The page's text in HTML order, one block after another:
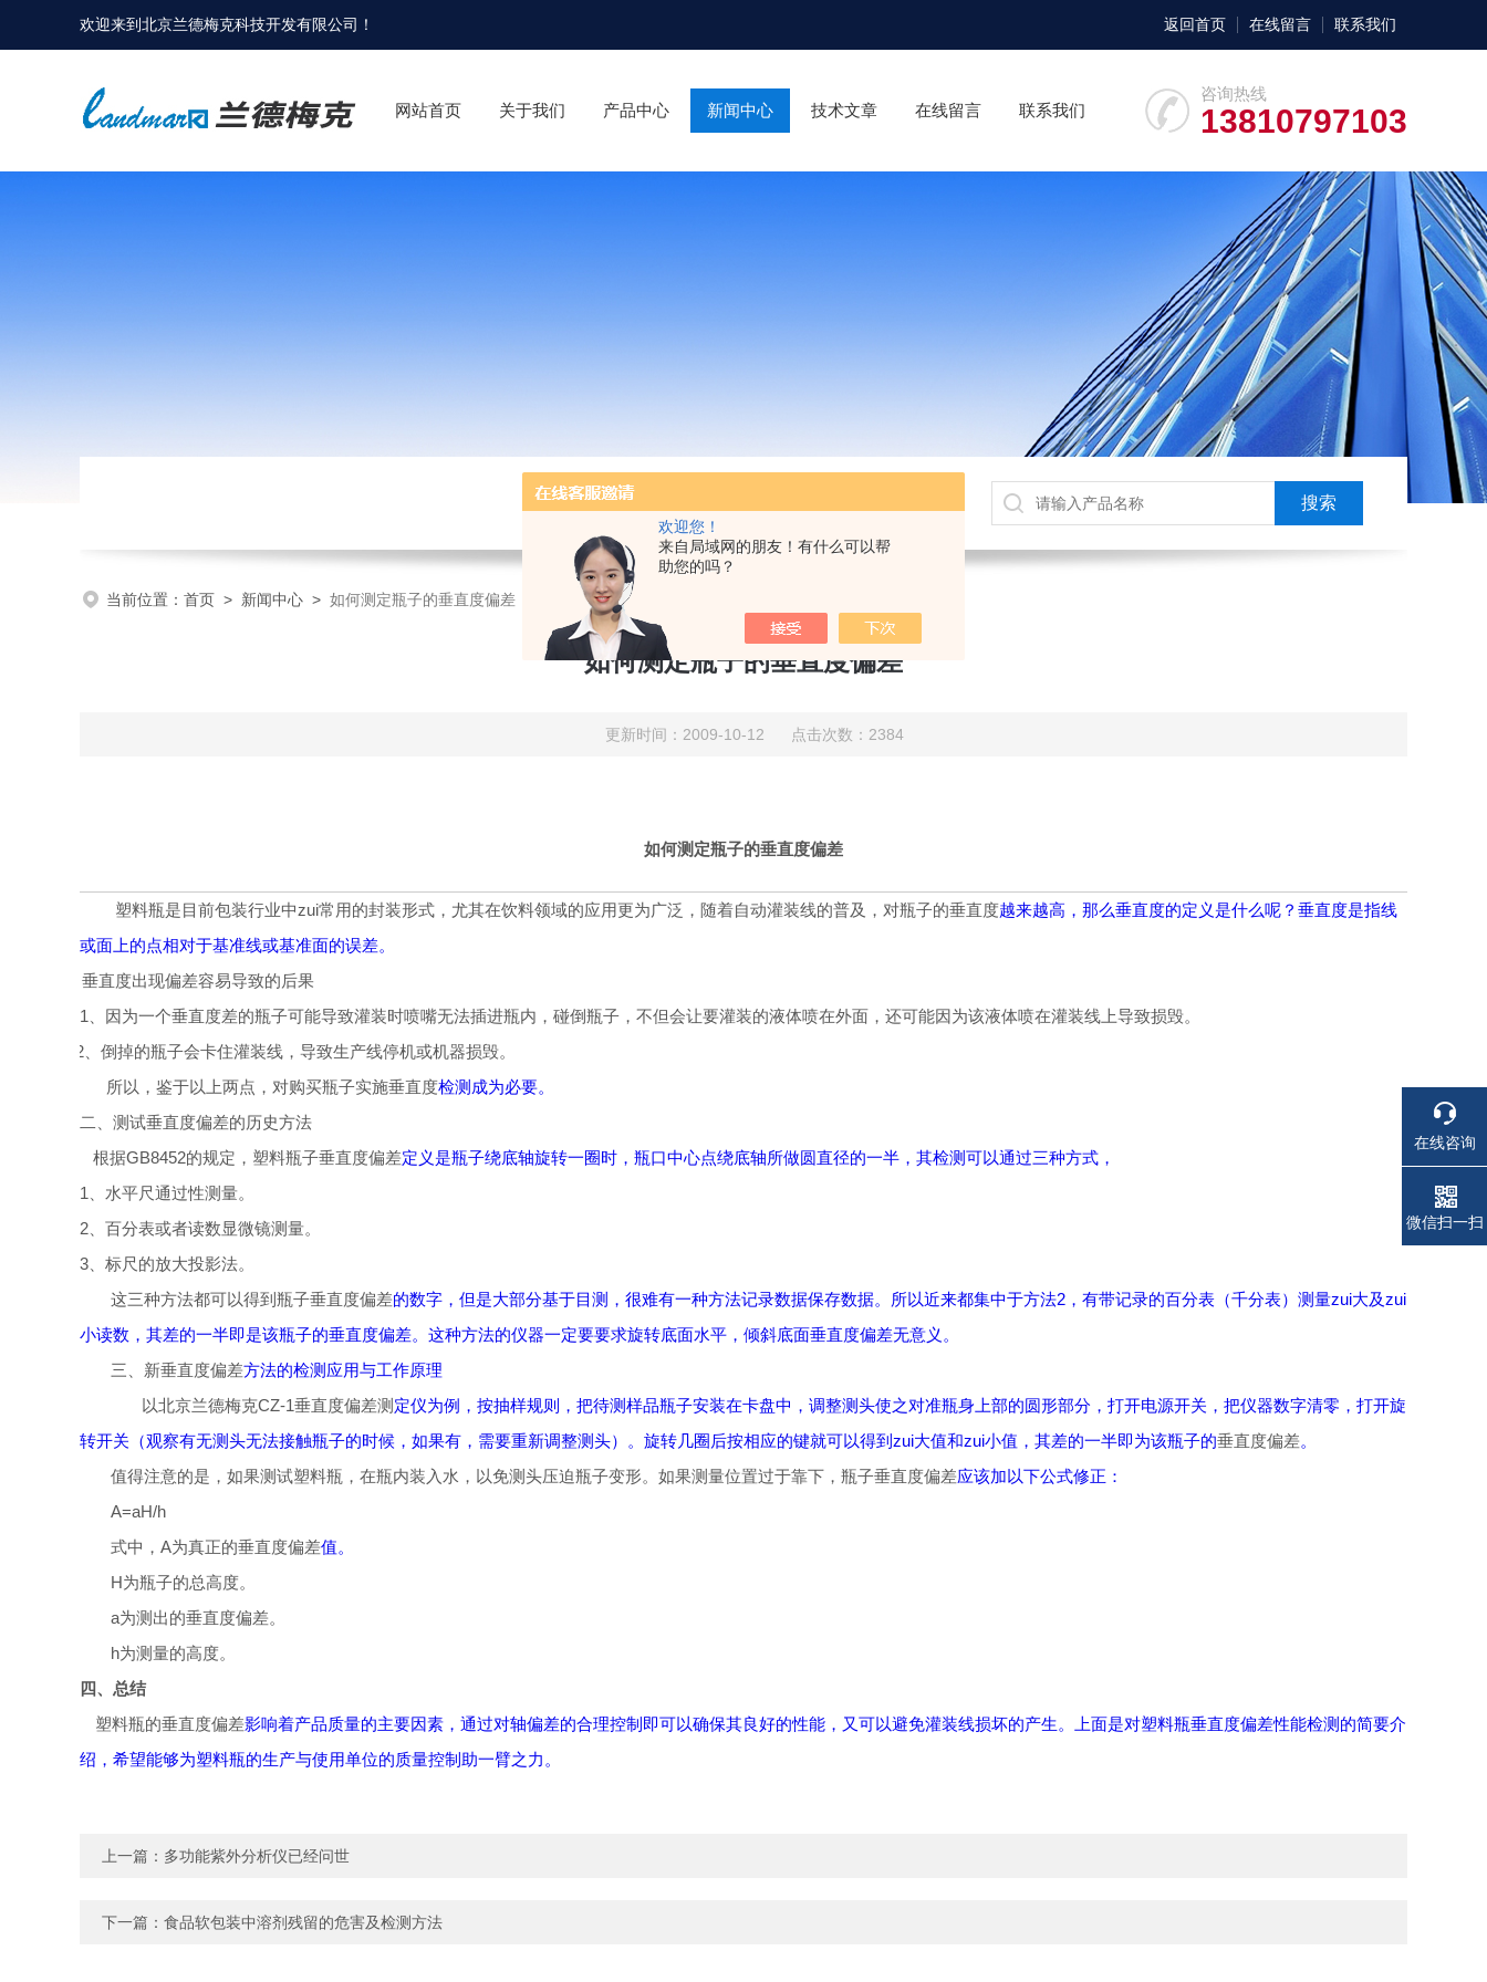
欢迎您！
来自局域网的朋友！有什么可以帮
助您的吗？
欢迎来到北京兰德梅克科技开发有限公司 ！ 返回首页 在线留言 联系我们
咨询热线
13810797103
网站首页 关于我们 产品中心 新闻中心 技术文章 在线留言 联系我们
当前位置： 首页 > 新闻中心 > 如何测定瓶子的垂直度偏差
如何测定瓶子的垂直度偏差
更新时间：2009-10-12 点击次数：2384
如何测定瓶子的垂直度偏差
塑料瓶是目前包装行业中zui常用的封装形式，尤其在饮料领域的应用更为广泛，随着自动灌装线的普及，对瓶子的垂直度越来越高，那么垂直度的定义是什么呢？垂直度是指线
或面上的点相对于基准线或基准面的误差。
一、垂直度出现偏差容易导致的后果
1
、因为一个垂直度差的瓶子可能导致灌装时喷嘴无法插进瓶内，碰倒瓶子，不但会让要灌装的液体喷在外面，还可能因为该液体喷在灌装线上导致损毁。
2 、倒掉的瓶子会卡住灌装线，导致生产线停机或机器损毁。
所以，鉴于以上两点，对购买瓶子实施垂直度检测成为必要。
二、测试垂直度偏差的历史方法
根据GB8452的规定，塑料瓶子垂直度偏差定义是瓶子绕底轴旋转一圈时，瓶口中心点绕底轴所做圆直径的一半，其检测可以通过三种方式，
1
、水平尺通过性测量。
2 、百分表或者读数显微镜测量。
3 、标尺的放大投影法。
这三种方法都可以得到瓶子垂直度偏差的数字，但是大部分基于目测，很难有一种方法记录数据保存数据。所以近来都集中于方法2，有带记录的百分表（千分表）测量zui大及zui
小读数，其差的一半即是该瓶子的垂直度偏差。这种方法的仪器一定要要求旋转底面水平，倾斜底面垂直度偏差无意义。
三、新垂直度偏差方法的检测应用与工作原理
以北京兰德梅克CZ-1垂直度偏差测 定仪为例，按抽样规则，把待测样品瓶子安装在卡盘中，调整测头使之对准瓶身上部的圆形部分，打开电源开关，把仪器数字清零，打开旋
转开关（观察有无测头无法接触瓶子的时候，如果有，需要重新调整测头）。旋转几圈后按相应的键就可以得到zui大值和zui小值，其差的一半即为该瓶子的垂直度偏差。
值得注意的是，如果测试塑料瓶，在瓶内装入水，以免测头压迫瓶子变形。如果测量位置过于靠下，瓶子垂直度偏差应该加以下公式修正：
A=aH/h
式中，A为真正的垂直度偏差值。
H为瓶子的总高度。
a为测出的垂直度偏差。
h为测量的高度。
四、总结
塑料瓶的垂直度偏差影响着产品质量的主要因素，通过对轴偏差的合理控制即可以确保其良好的性能，又可以避免灌装线损坏的产生。上面是对塑料瓶垂直度偏差性能检测的简要介
绍，希望能够为塑料瓶的生产与使用单位的质量控制助一臂之力。
上一篇： 多功能紫外分析仪已经问世
下一篇： 食品软包装中溶剂残留的危害及检测方法
在线咨询
电话
电话
微信扫一扫